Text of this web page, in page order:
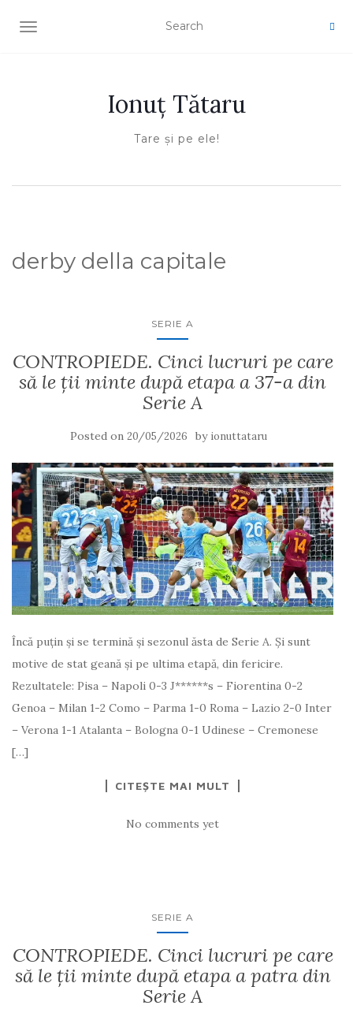
TOGGLE NAVIGATION
Ionuţ Tătaru
Tare şi pe ele!
derby della capitale
SERIE A
CONTROPIEDE. Cinci lucruri pe care
să le ții minte după etapa a 37-a din
Serie A
Posted on 20/05/2026 by ionuttataru
Încă puțin și se termină și sezonul ăsta de Serie A. Și sunt
motive de stat geană și pe ultima etapă, din fericire.
Rezultatele: Pisa – Napoli 0-3 J******s – Fiorentina 0-2
Genoa – Milan 1-2 Como – Parma 1-0 Roma – Lazio 2-0 Inter
– Verona 1-1 Atalanta – Bologna 0-1 Udinese – Cremonese
[…]
CITEȘTE MAI MULT
No comments yet
SERIE A
CONTROPIEDE. Cinci lucruri pe care
să le ții minte după etapa a patra din
Serie A